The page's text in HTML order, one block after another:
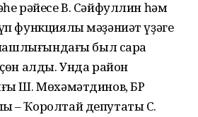
рәйесе В. Сәйфуллин һәм
функциялы мәҙәниәт үҙәге
был сара
алды. Унда район
Ш. Мөхәмәтдинов, БР
– Ҡоролтай депутаты С.